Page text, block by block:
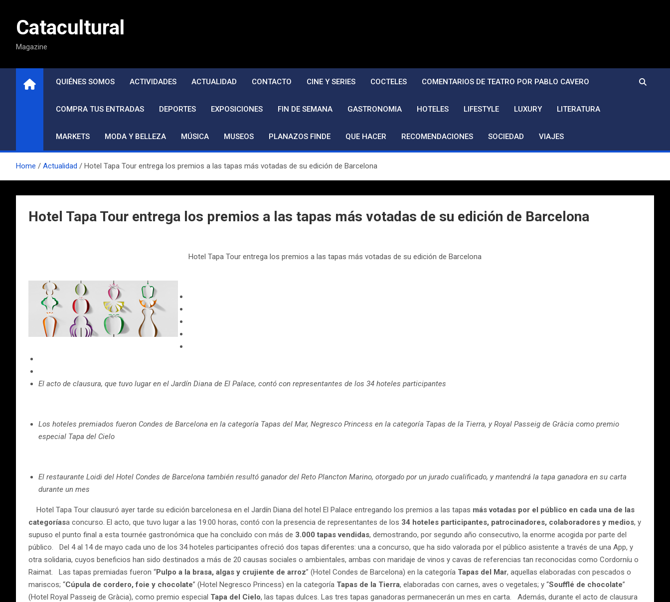
contenidoCatacultural
Magazine
QUIÉNES SOMOS ACTIVIDADES ACTUALIDAD CONTACTO CINE Y SERIES COCTELES COMENTARIOS DE TEATRO POR PABLO CAVERO
COMPRA TUS ENTRADAS DEPORTES EXPOSICIONES FIN DE SEMANA GASTRONOMIA HOTELES LIFESTYLE LUXURY LITERATURA
MARKETS MODA Y BELLEZA MÚSICA MUSEOS PLANAZOS FINDE QUE HACER RECOMENDACIONES SOCIEDAD VIAJES
Home Actualidad Hotel Tapa Tour entrega los premios a las tapas más votadas de su edición de Barcelona
Hotel Tapa Tour entrega los premios a las tapas más votadas de su edición de Barcelona
Hotel Tapa Tour entrega los premios a las tapas más votadas de su edición de Barcelona
El acto de clausura, que tuvo lugar en el Jardín Diana de El Palace, contó con representantes de los 34 hoteles participantes
Los hoteles premiados fueron Condes de Barcelona en la categoría Tapas del Mar, Negresco Princess en la categoría Tapas de la Tierra, y Royal Passeig de Gràcia como premio
especial Tapa del Cielo
El restaurante Loidi del Hotel Condes de Barcelona también resultó ganador del Reto Plancton Marino, otorgado por un jurado cualificado, y mantendrá la tapa ganadora en su carta
durante un mes
Hotel Tapa Tour clausuró ayer tarde su edición barcelonesa en el Jardín Diana del hotel El Palace entregando los premios a las tapas más votadas por el público en cada una de las
categoríasa concurso. El acto, que tuvo lugar a las 19:00 horas, contó con la presencia de representantes de los 34 hoteles participantes, patrocinadores, colaboradores y medios, y
supuso el punto final a esta tournée gastronómica que ha concluido con más de 3.000 tapas vendidas, demostrando, por segundo año consecutivo, la enorme acogida por parte del
público. Del 4 al 14 de mayo cada uno de los 34 hoteles participantes ofreció dos tapas diferentes: una a concurso, que ha sido valorada por el público asistente a través de una App, y
otra solidaria, cuyos beneficios han sido destinados a más de 20 causas sociales o ambientales, ambas con maridaje de vinos y cavas de referencias tan reconocidas como Cordorníu o
Raimat. Las tapas premiadas fueron “Pulpo a la brasa, algas y crujiente de arroz” (Hotel Condes de Barcelona) en la categoría Tapas del Mar, aquellas elaboradas con pescados o
mariscos; “Cúpula de cordero, foie y chocolate” (Hotel Negresco Princess) en la categoría Tapas de la Tierra, elaboradas con carnes, aves o vegetales; y “Soufflé de chocolate”
(Hotel Royal Passeig de Gràcia), como premio especial Tapa del Cielo, las tapas dulces. Las tres tapas ganadoras permanecerán un mes en carta. Además, durante el acto de clausura